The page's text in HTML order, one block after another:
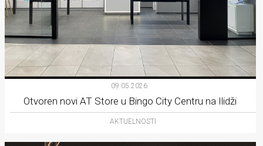
09.05.2026.
Otvoren novi AT Store u Bingo City Centru na Ilidži
AKTUELNOSTI